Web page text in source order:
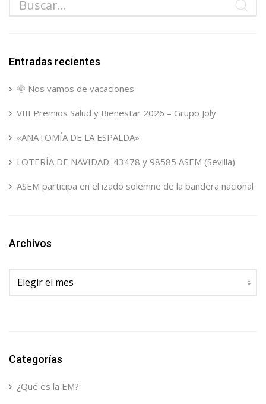
Entradas recientes
🌞 Nos vamos de vacaciones
VIII Premios Salud y Bienestar 2026 – Grupo Joly
«ANATOMÍA DE LA ESPALDA»
LOTERÍA DE NAVIDAD: 43478 y 98585 ASEM (Sevilla)
ASEM participa en el izado solemne de la bandera nacional
Archivos
Archivos
Categorías
¿Qué es la EM?